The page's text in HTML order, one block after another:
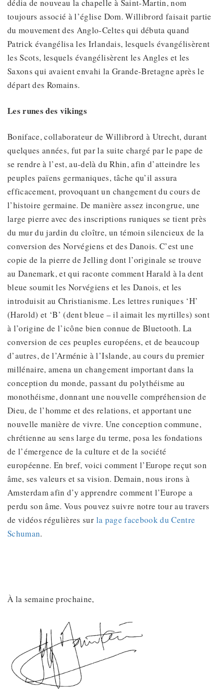
dédia de nouveau la chapelle à Saint-Martin, nom
toujours associé à l’église Dom. Willibrord faisait partie
du mouvement des Anglo-Celtes qui débuta quand
Patrick évangélisa les Irlandais, lesquels évangélisèrent
les Scots, lesquels évangélisèrent les Angles et les
Saxons qui avaient envahi la Grande-Bretagne après le
départ des Romains.
Les runes des vikings
Boniface, collaborateur de Willibrord à Utrecht, durant
quelques années, fut par la suite chargé par le pape de
se rendre à l’est, au-delà du Rhin, afin d’atteindre les
peuples païens germaniques, tâche qu’il assura
efficacement, provoquant un changement du cours de
l’histoire germaine. De manière assez incongrue, une
large pierre avec des inscriptions runiques se tient près
du mur du jardin du cloître, un témoin silencieux de la
conversion des Norvégiens et des Danois. C’est une
copie de la pierre de Jelling dont l’originale se trouve
au Danemark, et qui raconte comment Harald à la dent
bleue soumit les Norvégiens et les Danois, et les
introduisit au Christianisme. Les lettres runiques ‘H’
(Harold) et ‘B’ (dent bleue – il aimait les myrtilles) sont
à l’origine de l’icône bien connue de Bluetooth. La
conversion de ces peuples européens, et de beaucoup
d’autres, de l’Arménie à l’Islande, au cours du premier
millénaire, amena un changement important dans la
conception du monde, passant du polythéisme au
monothéisme, donnant une nouvelle compréhension de
Dieu, de l’homme et des relations, et apportant une
nouvelle manière de vivre. Une conception commune,
chrétienne au sens large du terme, posa les fondations
de l’émergence de la culture et de la société
européenne. En bref, voici comment l’Europe reçut son
âme, ses valeurs et sa vision. Demain, nous irons à
Amsterdam afin d’y apprendre comment l’Europe a
perdu son âme. Vous pouvez suivre notre tour au travers
de vidéos régulières sur la page facebook du Centre
Schuman.
À la semaine prochaine,